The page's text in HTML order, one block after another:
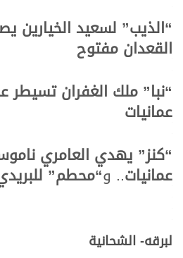
“الذيب” لسعيد الخيارين
القعدان مفتوح
“نبا” ملك الغفران تسيطر
عمانيات
“كنز” يهدي العامري
عمانيات.. و“محطم”
لبرقه- الشحانية